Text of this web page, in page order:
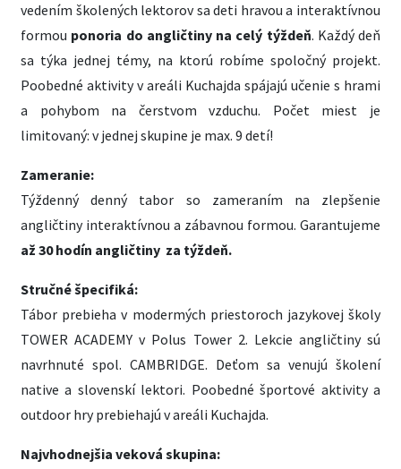
vedením školených lektorov sa deti hravou a interaktívnou
formou ponoria do angličtiny na celý týždeň. Každý deň
sa týka jednej témy, na ktorú robíme spoločný projekt.
Poobedné aktivity v areáli Kuchajda spájajú učenie s hrami
a pohybom na čerstvom vzduchu. Počet miest je
limitovaný: v jednej skupine je max. 9 detí!
Zameranie:
Týždenný denný tabor so zameraním na zlepšenie
angličtiny interaktívnou a zábavnou formou. Garantujeme
až 30 hodín angličtiny za týždeň.
Stručné špecifiká:
Tábor prebieha v modermých priestoroch jazykovej školy
TOWER ACADEMY v Polus Tower 2. Lekcie angličtiny sú
navrhnuté spol. CAMBRIDGE. Deťom sa venujú školení
native a slovenskí lektori. Poobedné športové aktivity a
outdoor hry prebiehajú v areáli Kuchajda.
Najvhodnejšia veková skupina: